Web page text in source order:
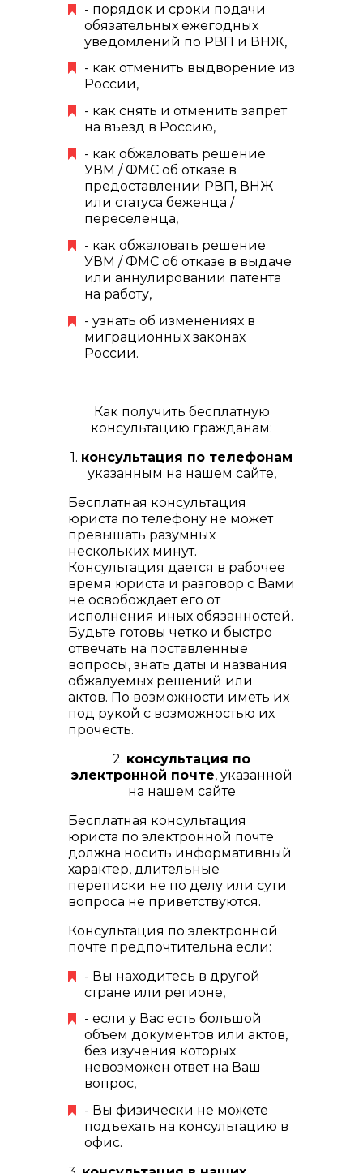
- порядок и сроки подачи
обязательных ежегодных
уведомлений по РВП и ВНЖ,
- как отменить выдворение из
России,
- как снять и отменить запрет
на въезд в Россию,
- как обжаловать решение
УВМ / ФМС об отказе в
предоставлении РВП, ВНЖ
или статуса беженца /
переселенца,
- как обжаловать решение
УВМ / ФМС об отказе в выдаче
или аннулировании патента
на работу,
- узнать об изменениях в
миграционных законах
России.
Как получить бесплатную
консультацию гражданам:
1. консультация по телефонам
указанным на нашем сайте,
Бесплатная консультация
юриста по телефону не может
превышать разумных
нескольких минут.
Консультация дается в рабочее
время юриста и разговор с Вами
не освобождает его от
исполнения иных обязанностей.
Будьте готовы четко и быстро
отвечать на поставленные
вопросы, знать даты и названия
обжалуемых решений или
актов. По возможности иметь их
под рукой с возможностью их
прочесть.
2. консультация по
электронной почте, указанной
на нашем сайте
Бесплатная консультация
юриста по электронной почте
должна носить информативный
характер, длительные
переписки не по делу или сути
вопроса не приветствуются.
Консультация по электронной
почте предпочтительна если:
- Вы находитесь в другой
стране или регионе,
- если у Вас есть большой
объем документов или актов,
без изучения которых
невозможен ответ на Ваш
вопрос,
- Вы физически не можете
подъехать на консультацию в
офис.